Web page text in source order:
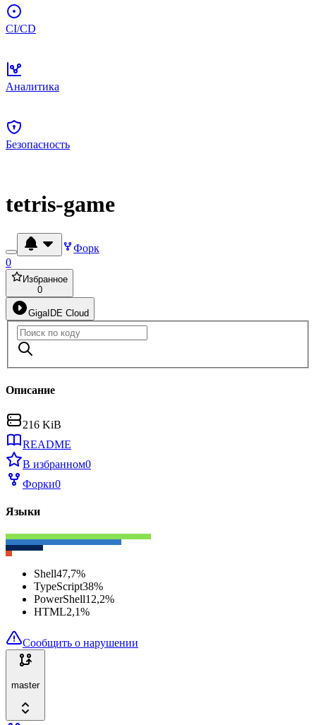
CI/CD
Аналитика
Безопасность
tetris-game
Форк
0
Избранное
0
GigaIDE Cloud
Описание
216 KiB
README
В избранном0
Форки0
Языки
Shell47,7%
TypeScript38%
PowerShell12,2%
HTML2,1%
Сообщить о нарушении
master